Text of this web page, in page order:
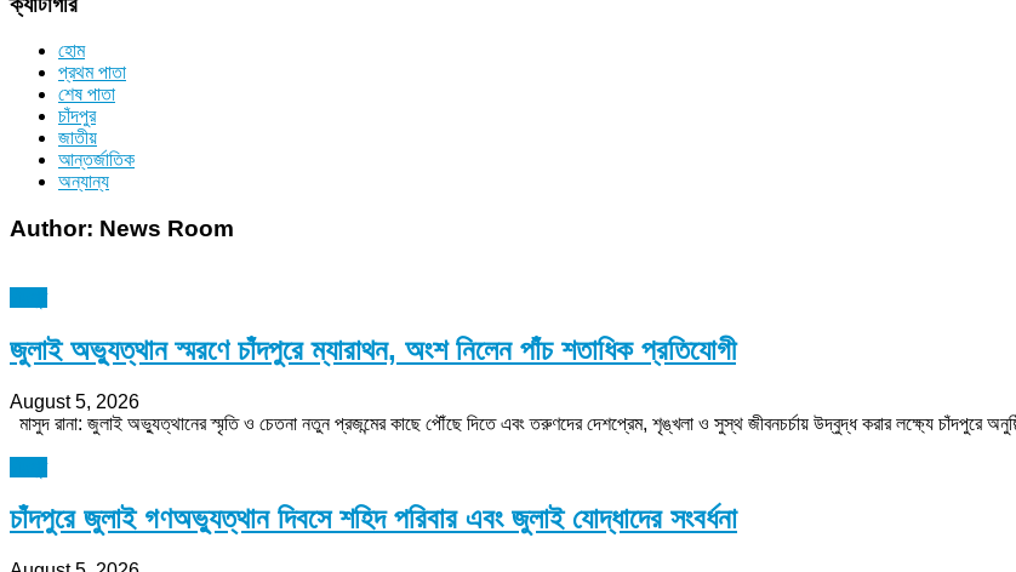
হোম
প্রথম পাতা
শেষ পাতা
চাঁদপুর
জাতীয়
আন্তর্জাতিক
অন্যান্য
Author: News Room
জুলাই অভ্যুত্থান স্মরণে চাঁদপুরে ম্যারাথন, অংশ নিলেন পাঁচ শতাধিক প্রতিযোগী
August 5, 2026
মাসুদ রানা: জুলাই অভ্যুত্থানের স্মৃতি ও চেতনা নতুন প্রজন্মের কাছে পৌঁছে দিতে এবং তরুণদের দেশপ্রেম, শৃঙ্খলা ও সুস্থ জীবনচর্চায় উদ্বুদ্ধ করার লক্ষ্যে চাঁদপুরে
চাঁদপুরে জুলাই গণঅভ্যুত্থান দিবসে শহিদ পরিবার এবং জুলাই যোদ্ধাদের সংবর্ধনা